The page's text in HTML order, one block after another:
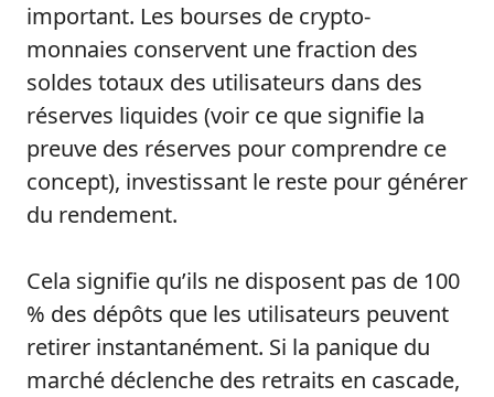
important. Les bourses de crypto-
monnaies conservent une fraction des
soldes totaux des utilisateurs dans des
réserves liquides (voir ce que signifie la
preuve des réserves pour comprendre ce
concept), investissant le reste pour générer
du rendement.
Cela signifie qu’ils ne disposent pas de 100
% des dépôts que les utilisateurs peuvent
retirer instantanément. Si la panique du
marché déclenche des retraits en cascade,